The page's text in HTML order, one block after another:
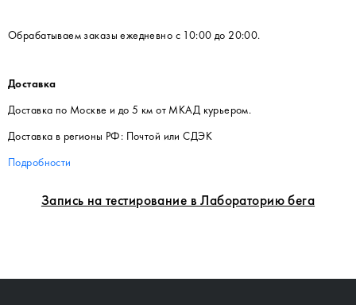
Запись на тестирование в Лабораторию бега
Обрабатываем заказы ежедневно с 10:00 до 20:00.
Доставка
Доставка по Москве и до 5 км от МКАД курьером.
Доставка в регионы РФ: Почтой или СДЭК
Подробности